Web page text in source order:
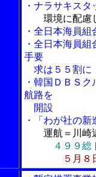
・ナラサキス
環境に配慮
・全日本海員
・全日本海員
手要
求は５５割に
・韓国ＤＢＳ
航路を
開設
・「わが社の新
運航＝川崎
４９９総
５月８